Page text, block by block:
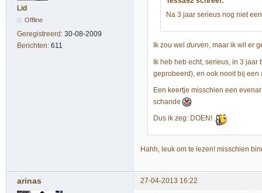
Lid
Offline
Geregistreerd: 30-08-2009
Berichten: 611
Na 3 jaar serieus nog niet
Ik zou wel durven, maar ik wil er
Ik heb heb echt, serieus, in 3
geprobeerd), en ook nooit bij
Een keertje misschien een
schande
Dus ik zeg: DOEN!
Hahh, leuk om te lezen! misschien
arinas 27-04-2013 16:22